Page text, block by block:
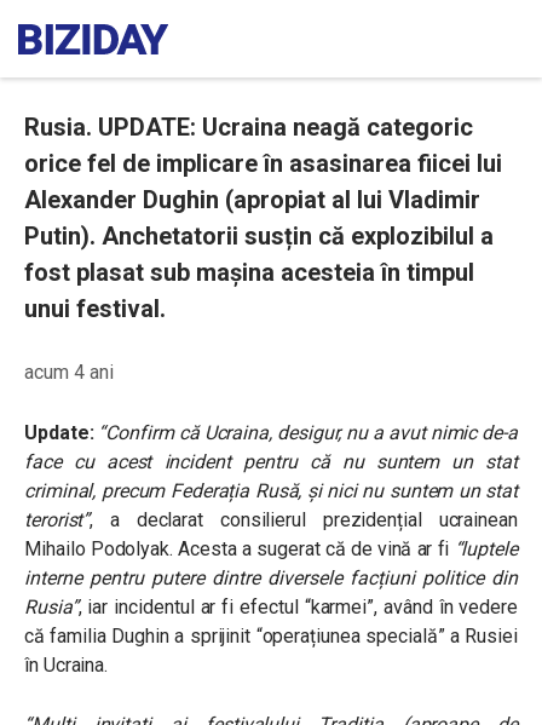
Rusia. UPDATE: Ucraina neagă categoric
orice fel de implicare în asasinarea fiicei lui
Alexander Dughin (apropiat al lui Vladimir
Putin). Anchetatorii susțin că explozibilul a
fost plasat sub mașina acesteia în timpul
unui festival.
acum 4 ani
Update: “Confirm că Ucraina, desigur, nu a avut nimic de-a
face cu acest incident pentru că nu suntem un stat
criminal, precum Federația Rusă, și nici nu suntem un stat
terorist”, a declarat consilierul prezidențial ucrainean
Mihailo Podolyak. Acesta a sugerat că de vină ar fi “luptele
interne pentru putere dintre diversele facțiuni politice din
Rusia”, iar incidentul ar fi efectul “karmei”, având în vedere
că familia Dughin a sprijinit “operațiunea specială” a Rusiei
în Ucraina.